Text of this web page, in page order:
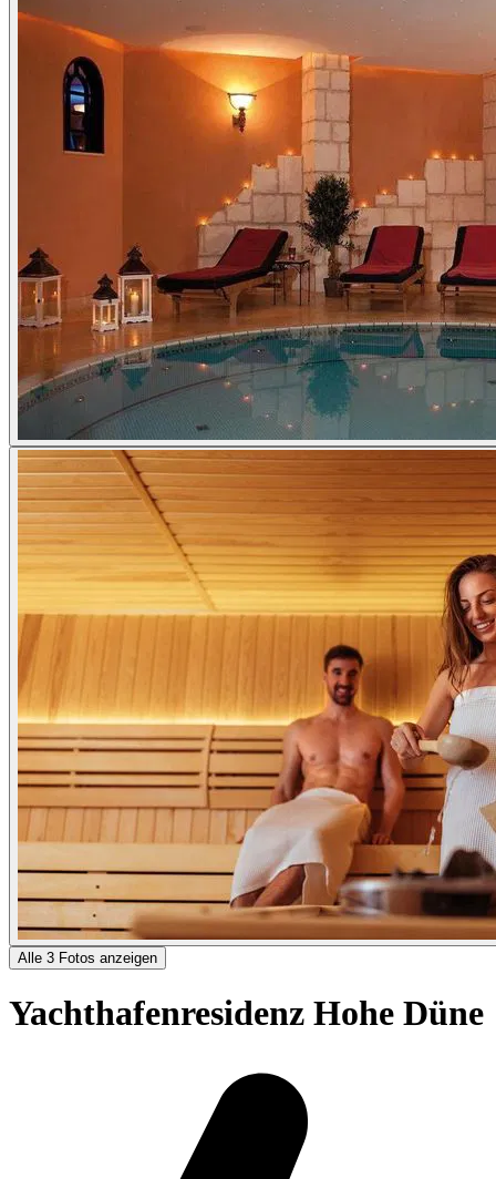
Alle 3 Fotos anzeigen
Yachthafenresidenz Hohe Düne